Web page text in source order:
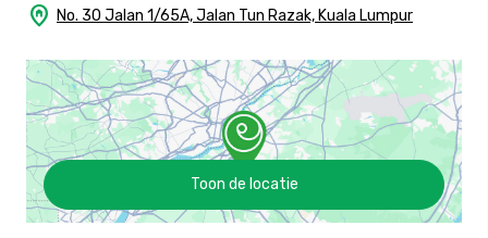
home_pin No. 30 Jalan 1/65A, Jalan Tun Razak, Kuala Lumpur
Toon de locatie